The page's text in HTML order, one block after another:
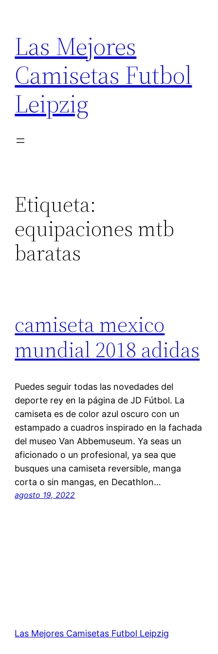
contenido
Las Mejores
Camisetas Futbol
Leipzig
Etiqueta:
equipaciones mtb
baratas
camiseta mexico
mundial 2018 adidas
Puedes seguir todas las novedades del
deporte rey en la página de JD Fútbol. La
camiseta es de color azul oscuro con un
estampado a cuadros inspirado en la fachada
del museo Van Abbemuseum. Ya seas un
aficionado o un profesional, ya sea que
busques una camiseta reversible, manga
corta o sin mangas, en Decathlon…
agosto 19, 2022
Las Mejores Camisetas Futbol Leipzig